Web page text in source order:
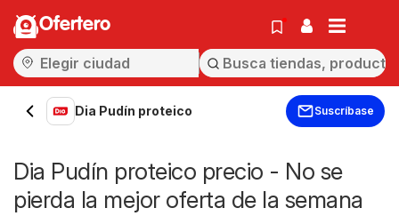
Ofertero
Dia Pudín proteico Suscríbase
Dia Pudín proteico precio - No se
pierda la mejor oferta de la semana